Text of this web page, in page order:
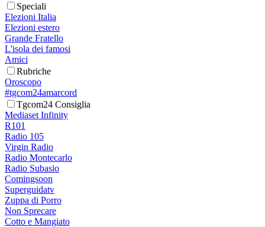
Speciali
Elezioni Italia
Elezioni estero
Grande Fratello
L'isola dei famosi
Amici
Rubriche
Oroscopo
#tgcom24amarcord
Tgcom24 Consiglia
Mediaset Infinity
R101
Radio 105
Virgin Radio
Radio Montecarlo
Radio Subasio
Comingsoon
Superguidatv
Zuppa di Porro
Non Sprecare
Cotto e Mangiato